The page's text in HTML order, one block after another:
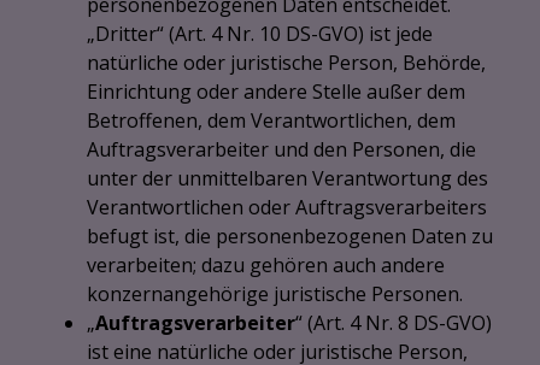
„Dritter“ (Art. 4 Nr. 10 DS-GVO) ist jede
natürliche oder juristische Person, Behörde,
Einrichtung oder andere Stelle außer dem
Betroffenen, dem Verantwortlichen, dem
Auftragsverarbeiter und den Personen, die
unter der unmittelbaren Verantwortung des
Verantwortlichen oder Auftragsverarbeiters
befugt ist, die personenbezogenen Daten zu
verarbeiten; dazu gehören auch andere
konzernangehörige juristische Personen.
„Auftragsverarbeiter“ (Art. 4 Nr. 8 DS-GVO)
ist eine natürliche oder juristische Person,